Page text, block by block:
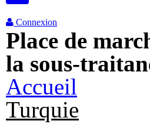
Connexion
Place de
la sous-
Accueil
Turquie